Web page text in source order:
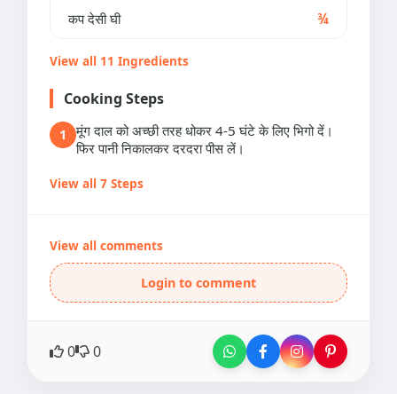
कप देसी घी ¾
View all 11 Ingredients
Cooking Steps
1
मूंग दाल को अच्छी तरह धोकर 4-5 घंटे के लिए भिगो दें।
फिर पानी निकालकर दरदरा पीस लें।
View all 7 Steps
View all comments
Login to comment
0 0